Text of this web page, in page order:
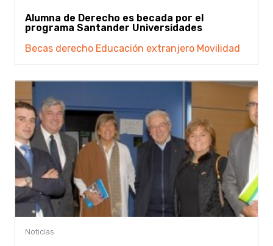
Alumna de Derecho es becada por el
programa Santander Universidades
Becas derecho Educación extranjero Movilidad